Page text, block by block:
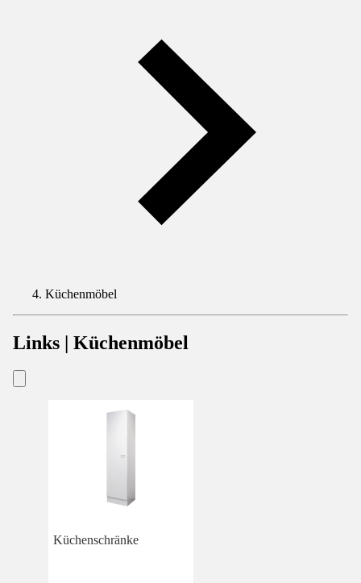
Küchenmöbel
Links | Küchenmöbel
Küchenschränke